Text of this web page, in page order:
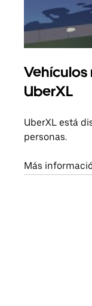
Vehículos
UberXL
UberXL está
personas.
Más